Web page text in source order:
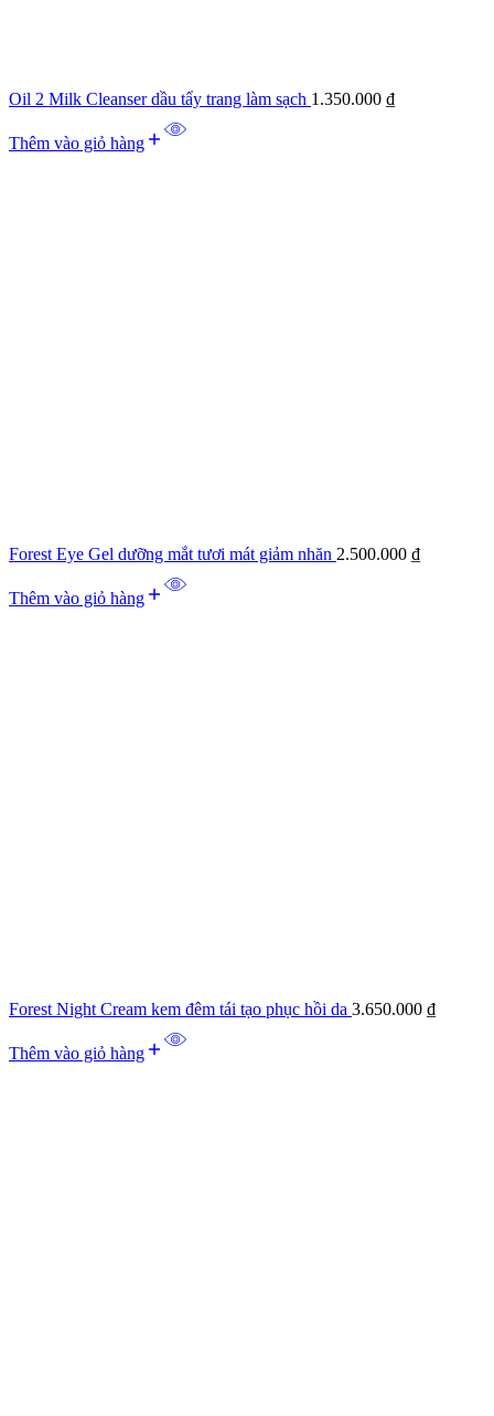
Oil 2 Milk Cleanser dầu tẩy trang làm sạch 1.350.000 ₫
Thêm vào giỏ hàng
Forest Eye Gel dưỡng mắt tươi mát giảm nhăn 2.500.000 ₫
Thêm vào giỏ hàng
Forest Night Cream kem đêm tái tạo phục hồi da 3.650.000 ₫
Thêm vào giỏ hàng